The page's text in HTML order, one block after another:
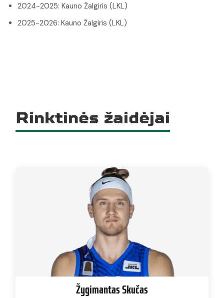
2024-2025: Kauno Žalgiris (LKL)
2025-2026: Kauno Žalgiris (LKL)
Rinktinės žaidėjai
Žygimantas Skučas